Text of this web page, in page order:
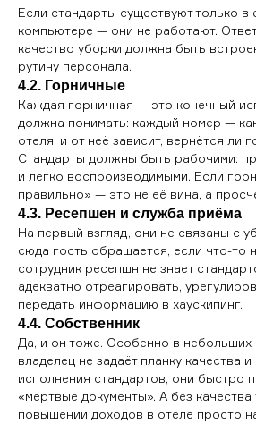
Если стандарты существуют только в
компьютере — они не работают.
качество уборки должна быть
рутину персонала.
4.2. Горничные
Каждая горничная — это конечный
должна понимать: каждый номер —
отеля, и от неё зависит, вернётся ли
Стандарты должны быть рабочими:
и легко воспроизводимыми. Если
правильно» — это не её вина, а
4.3. Ресепшен и служба приёма
На первый взгляд, они не связаны с
сюда гость обращается, если что-то
сотрудник ресепшн не знает
адекватно отреагировать,
передать информацию в хаускипинг.
4.4. Собственник
Да, и он тоже. Особенно в небольших
владелец не задаёт планку качества и
исполнения стандартов, они быстро
«мертвые документы». А без
повышении доходов в отеле просто